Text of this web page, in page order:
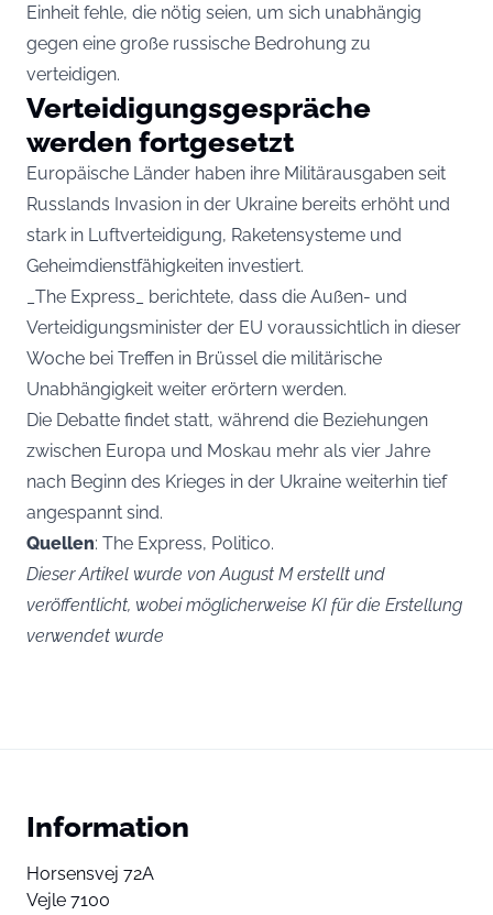
Einheit fehle, die nötig seien, um sich unabhängig
gegen eine große russische Bedrohung zu
verteidigen.
Verteidigungsgespräche
werden fortgesetzt
Europäische Länder haben ihre Militärausgaben seit
Russlands Invasion in der Ukraine bereits erhöht und
stark in Luftverteidigung, Raketensysteme und
Geheimdienstfähigkeiten investiert.
_The Express_ berichtete, dass die Außen- und
Verteidigungsminister der EU voraussichtlich in dieser
Woche bei Treffen in Brüssel die militärische
Unabhängigkeit weiter erörtern werden.
Die Debatte findet statt, während die Beziehungen
zwischen Europa und Moskau mehr als vier Jahre
nach Beginn des Krieges in der Ukraine weiterhin tief
angespannt sind.
Quellen: The Express, Politico.
Dieser Artikel wurde von August M erstellt und
veröffentlicht, wobei möglicherweise KI für die Erstellung
verwendet wurde
Information
Horsensvej 72A
Vejle 7100